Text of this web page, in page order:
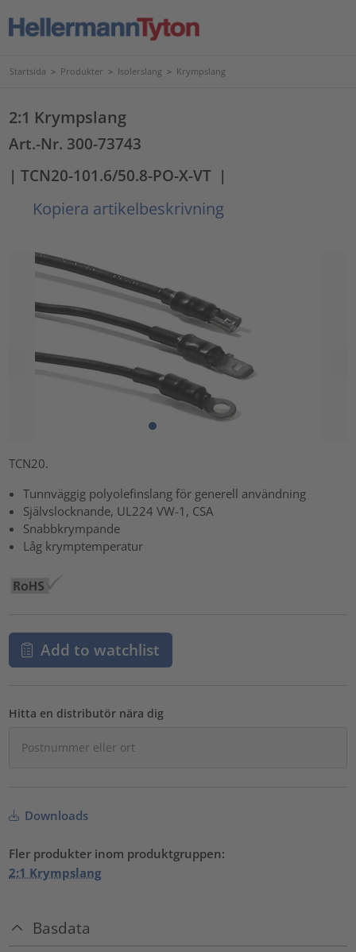
Startsida > Produkter > Isolerslang > Krympslang
2:1 Krympslang
Art.-Nr. 300-73743
| TCN20-101.6/50.8-PO-X-VT |
Kopiera artikelbeskrivning
TCN20.
Tunnväggig polyolefinslang för generell användning
Självslocknande, UL224 VW-1, CSA
Snabbkrympande
Låg krymptemperatur
Add to watchlist
Hitta en distributör nära dig
Downloads
Fler produkter inom produktgruppen:
2:1 Krympslang
Basdata